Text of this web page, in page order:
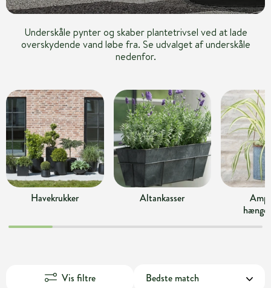
Underskåle pynter og skaber plantetrivsel ved at lade
overskydende vand løbe fra. Se udvalget af underskåle
nedenfor.
Havekrukker Altankasser
Vis filtre